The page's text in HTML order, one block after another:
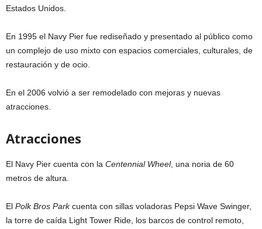
Estados Unidos.
En 1995 el Navy Pier fue rediseñado y presentado al público como
un complejo de uso mixto con espacios comerciales, culturales, de
restauración y de ocio.
En el 2006 volvió a ser remodelado con mejoras y nuevas
atracciones.
Atracciones
El Navy Pier cuenta con la Centennial Wheel, una noria de 60
metros de altura.
El Polk Bros Parkcuenta con sillas voladoras Pepsi Wave Swinger,
la torre de caída Light Tower Ride, los barcos de control remoto,